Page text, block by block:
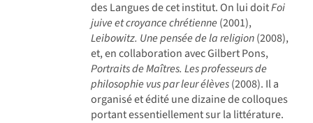
des Langues de cet institut. On lui doitFoi
juive et croyance chrétienne (2001),
Leibowitz. Une pensée de la religion(2008),
et, en collaboration avec Gilbert Pons,
Portraits de Maîtres. Les professeurs de
philosophie vus par leur élèves(2008). Il a
organisé et édité une dizaine de colloques
portant essentiellement sur la littérature.